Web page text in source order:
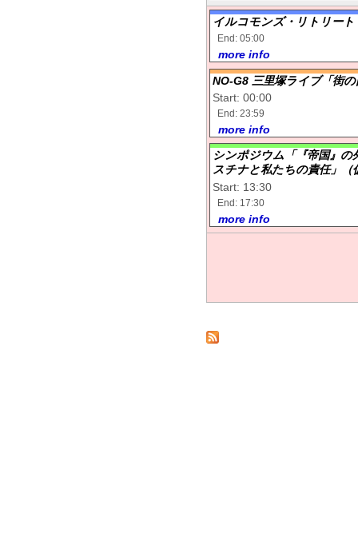
イルコモンズ・リトリー
End: 05:00
more info
NO-G8 三里塚ライブ「街
Start: 00:00
End: 23:59
more info
シンポジウム「『帝国』の
スチナと私たちの責任」（
Start: 13:30
End: 17:30
more info